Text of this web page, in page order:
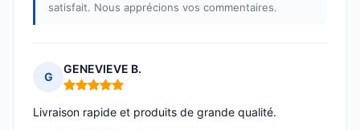
satisfait. Nous apprécions vos commentaires.
G
GENEVIEVE B.
Note : 5 sur 5
Livraison rapide et produits de grande qualité.